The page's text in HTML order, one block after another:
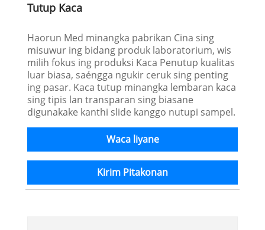
Tutup Kaca
Haorun Med minangka pabrikan Cina sing
misuwur ing bidang produk laboratorium, wis
milih fokus ing produksi Kaca Penutup kualitas
luar biasa, saéngga ngukir ceruk sing penting
ing pasar. Kaca tutup minangka lembaran kaca
sing tipis lan transparan sing biasane
digunakake kanthi slide kanggo nutupi sampel.
Waca liyane
Kirim Pitakonan